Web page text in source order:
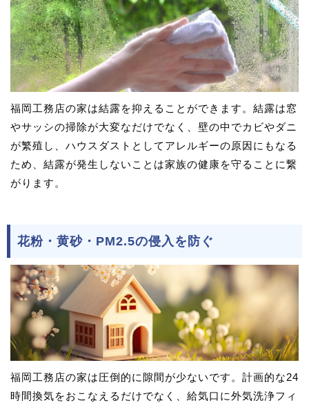
福岡工務店の家は結露を抑えることができます。結露は窓
やサッシの掃除が大変なだけでなく、壁の中でカビやダニ
が繁殖し、ハウスダストとしてアレルギーの原因にもなる
ため、結露が発生しないことは家族の健康を守ることに繋
がります。
花粉・黄砂・PM2.5の侵入を防ぐ
福岡工務店の家は圧倒的に隙間が少ないです。計画的な24
時間換気をおこなえるだけでなく、給気口に外気洗浄フィ